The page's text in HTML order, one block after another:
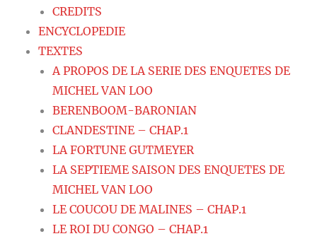
CREDITS
ENCYCLOPEDIE
TEXTES
A PROPOS DE LA SERIE DES ENQUETES DE
MICHEL VAN LOO
BERENBOOM-BARONIAN
CLANDESTINE – CHAP.1
LA FORTUNE GUTMEYER
LA SEPTIEME SAISON DES ENQUETES DE
MICHEL VAN LOO
LE COUCOU DE MALINES – CHAP.1
LE ROI DU CONGO – CHAP.1